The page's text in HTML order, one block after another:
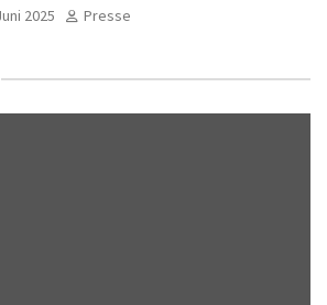
2025 Presse